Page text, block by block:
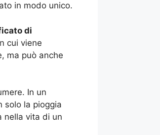
in modo unico.
di
cui viene
ma può anche
In un
solo la pioggia
nella vita di un